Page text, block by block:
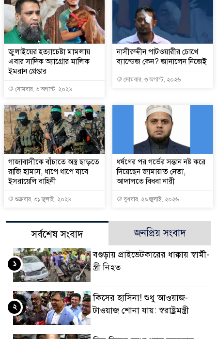
জুলাইয়ের হত্যাচেষ্টা মামলায়
এবার সাদিক অ্যাগ্রোর মালিক
ইমরান গ্রেপ্তার
সোমবার, ৩ অগাস্ট, ২০২৬
নাসীরুদ্দীন পাটওয়ারীর চোখে
ব্যান্ডেজ কেন? জানালেন নিজেই
সোমবার, ৩ অগাস্ট, ২০২৬
গাজাবাসীকে বাঁচাতে অস্ত্র ছাড়তে
রাজি হামাস, ধাপে ধাপে যাবে
ইসরায়েলি বাহিনী
শুক্রবার, ৩১ জুলাই, ২০২৬
ধর্ষণের পর গর্ভের সন্তান নষ্ট করে
দিয়েছেন জামায়াত নেতা,
আদালতে বিধবা নারী
বুধবার, ২৯ জুলাই, ২০২৬
সর্বশেষ সংবাদ জনপ্রিয় সংবাদ
বগুড়ায় প্রাইভেটকারের ধাক্কায় স্বামী-
স্ত্রী নিহত
১
কিসের হাসিনা! শুধু আওয়াজ-
টাওয়াজ শোনা যায়: স্বরাষ্ট্রমন্ত্রী
২